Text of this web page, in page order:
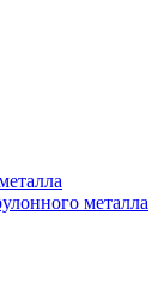
металла